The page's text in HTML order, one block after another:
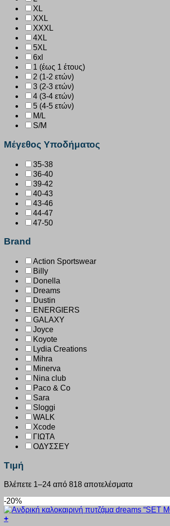
XL
XXL
XXXL
4XL
5XL
6xl
1 (έως 1 έτους)
2 (1-2 ετών)
3 (2-3 ετών)
4 (3-4 ετών)
5 (4-5 ετών)
M/L
S/M
Μέγεθος Υποδήματος
35-38
36-40
39-42
40-43
43-46
44-47
47-50
Brand
Action Sportswear
Billy
Donella
Dreams
Dustin
ENERGIERS
GALAXY
Joyce
Koyote
Lydia Creations
Mihra
Minerva
Nina club
Paco & Co
Sara
Sloggi
WALK
Xcode
ΓΙΩΤΑ
ΟΔΥΣΣΕΥ
Τιμή
Βλέπετε 1–24 από 818 αποτελέσματα
-20%
+